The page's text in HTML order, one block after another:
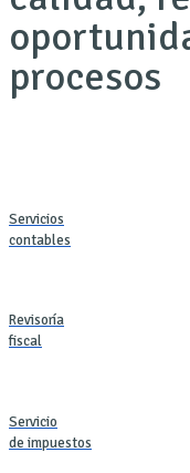
procesos
Servicios
contables
Revisoría
fiscal
Servicio
de impuestos